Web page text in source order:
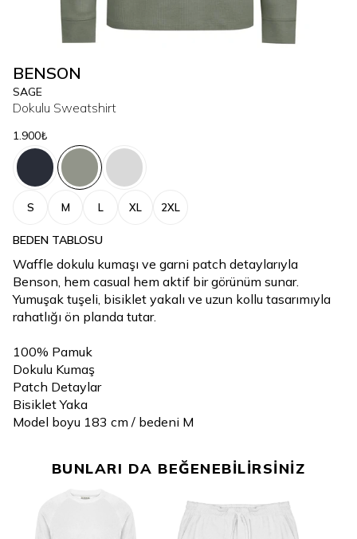
BENSON
SAGE
Dokulu Sweatshirt
1.900₺
S M L XL 2XL
BEDEN TABLOSU
Waffle dokulu kumaşı ve garni patch detaylarıyla
Benson, hem casual hem aktif bir görünüm sunar.
Yumuşak tuşeli, bisiklet yakalı ve uzun kollu tasarımıyla
rahatlığı ön planda tutar.
100% Pamuk
Dokulu Kumaş
Patch Detaylar
Bisiklet Yaka
Model boyu 183 cm / bedeni M
BUNLARI DA BEĞENEBİLİRSİNİZ